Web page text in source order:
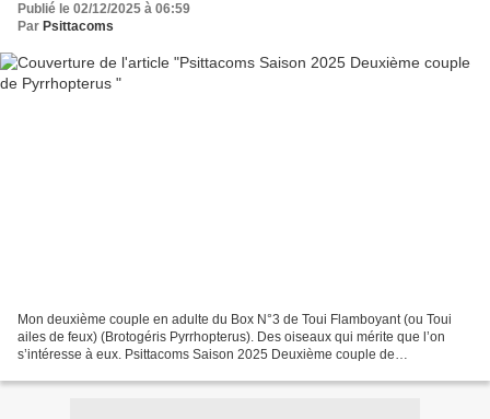
Publié le 02/12/2025 à 06:59
Par Psittacoms
Mon deuxième couple en adulte du Box N°3 de Toui Flamboyant (ou Toui
ailes de feux) (Brotogéris Pyrrhopterus). Des oiseaux qui mérite que l’on
s’intéresse à eux. Psittacoms Saison 2025 Deuxième couple de